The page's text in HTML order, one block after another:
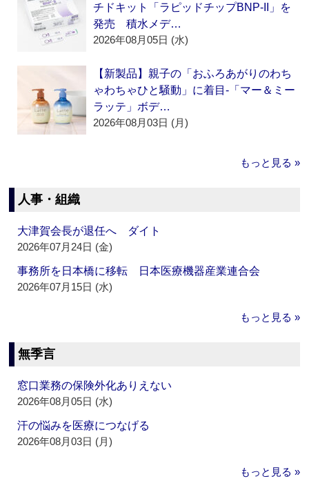
チドキット「ラピッドチップBNP-II」を
発売 積水メデ…
2026年08月05日 (水)
【新製品】親子の「おふろあがりのわち
ゃわちゃひと騒動」に着目‐「マー＆ミー
ラッテ」ボデ…
2026年08月03日 (月)
もっと見る »
人事・組織
大津賀会長が退任へ ダイト
2026年07月24日 (金)
事務所を日本橋に移転 日本医療機器産業連合会
2026年07月15日 (水)
もっと見る »
無季言
窓口業務の保険外化ありえない
2026年08月05日 (水)
汗の悩みを医療につなげる
2026年08月03日 (月)
もっと見る »